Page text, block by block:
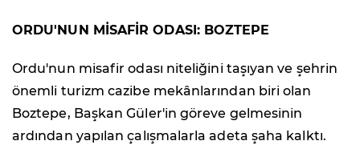
ORDU'NUN MİSAFİR ODASI: BOZTEPE
Ordu'nun misafir odası niteliğini taşıyan ve şehrin
önemli turizm cazibe mekânlarından biri olan
Boztepe, Başkan Güler'in göreve gelmesinin
ardından yapılan çalışmalarla adeta şaha kalktı.